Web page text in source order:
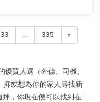
... 335 »
質人選（外傭、司機、
或想為你的家人尋找新
，你現在便可以找到在